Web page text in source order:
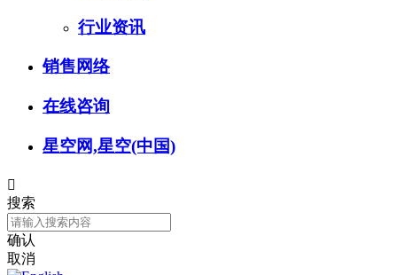
行业资讯
销售网络
在线咨询
星空网,星空(中国)

搜索
确认
取消